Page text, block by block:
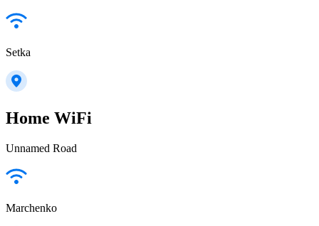
Setka
Home WiFi
Unnamed Road
Marchenko